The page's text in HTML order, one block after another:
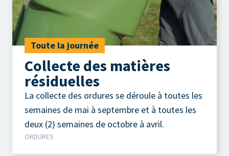
Toute la journée
Collecte des matières
résiduelles
La collecte des ordures se déroule à toutes les
semaines de mai à septembre et à toutes les
deux (2) semaines de octobre à avril.
ORDURES